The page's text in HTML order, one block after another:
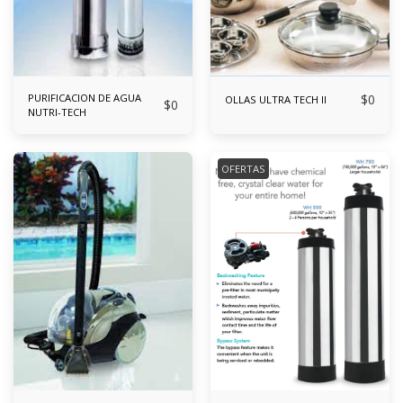
PURIFICACION DE AGUA
NUTRI-TECH
$0 OLLAS ULTRA TECH II $0
OFERTAS